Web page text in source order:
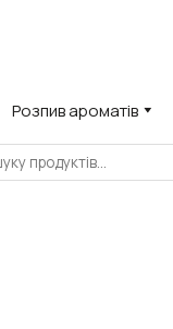
Розпив ароматів